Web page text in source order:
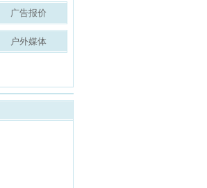
广告报价
户外媒体